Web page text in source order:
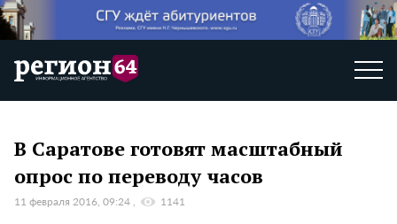
В Саратове готовят масштабный
опрос по переводу часов
11 февраля 2016, 09:24 1141